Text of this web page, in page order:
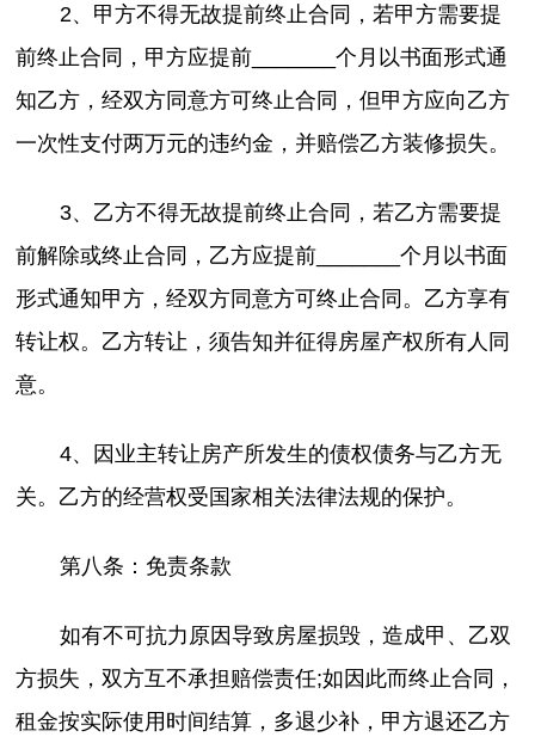
2、甲方不得无故提前终止合同，若甲方需要提
前终止合同，甲方应提前_______个月以书面形式通
知乙方，经双方同意方可终止合同，但甲方应向乙方
一次性支付两万元的违约金，并赔偿乙方装修损失。
3、乙方不得无故提前终止合同，若乙方需要提
前解除或终止合同，乙方应提前_______个月以书面
形式通知甲方，经双方同意方可终止合同。乙方享有
转让权。乙方转让，须告知并征得房屋产权所有人同
意。
4、因业主转让房产所发生的债权债务与乙方无
关。乙方的经营权受国家相关法律法规的保护。
第八条：免责条款
如有不可抗力原因导致房屋损毁，造成甲、乙双
方损失，双方互不承担赔偿责任;如因此而终止合同，
租金按实际使用时间结算，多退少补，甲方退还乙方